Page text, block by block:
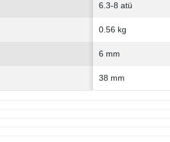
6.3-8 atü
0.56 kg
6 mm
38 mm